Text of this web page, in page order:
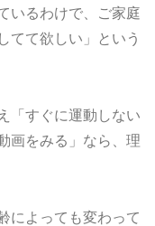
いるわけで、ご家庭
てて欲しい」という
「すぐに運動しない
画をみる」なら、理
によっても変わって